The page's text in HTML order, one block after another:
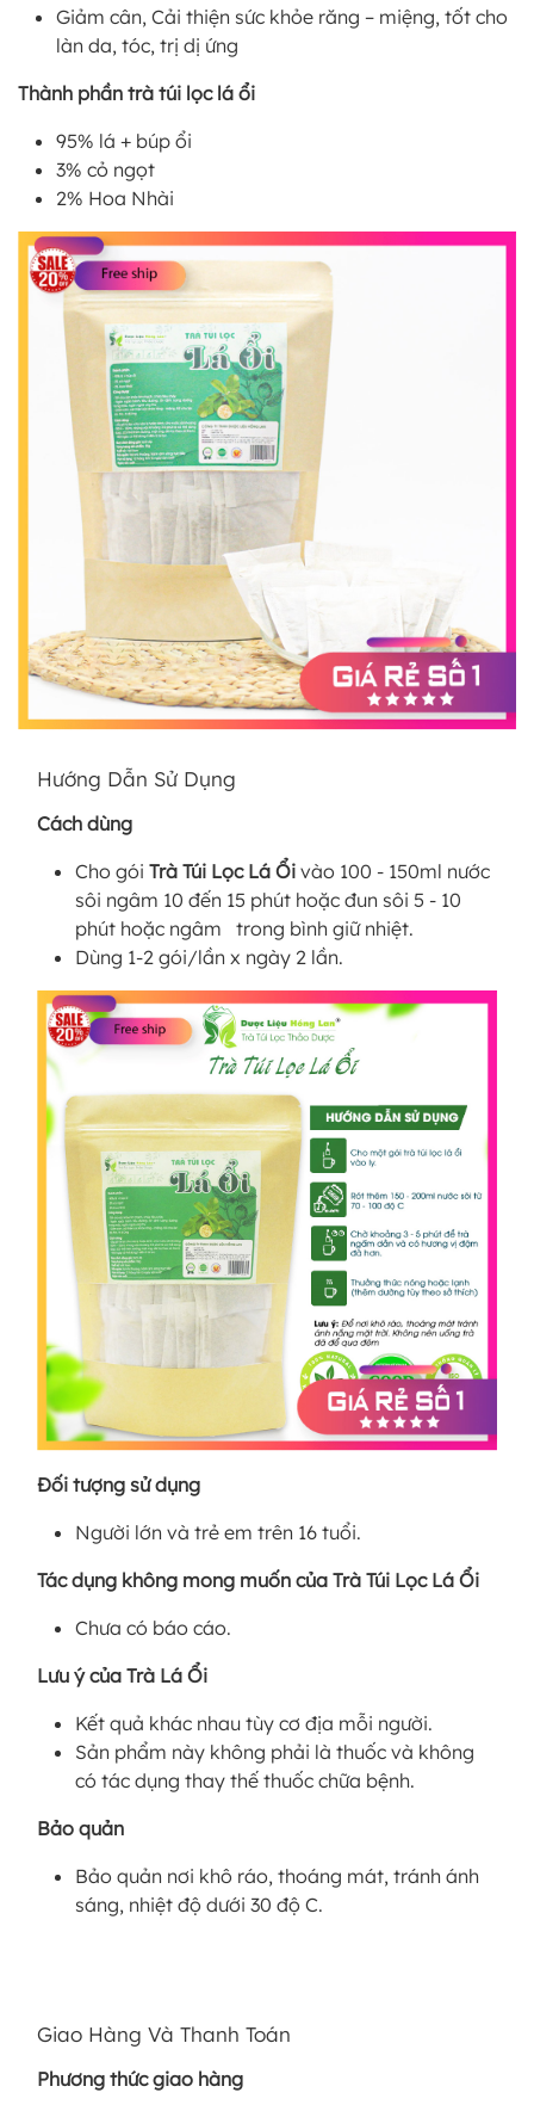
Giảm cân, Cải thiện sức khỏe răng – miệng, tốt cho
làn da, tóc, trị dị ứng
Thành phần trà túi lọc lá ổi
95% lá + búp ổi
3% cỏ ngọt
2% Hoa Nhài
Hướng Dẫn Sử Dụng
Cách dùng
Cho gói Trà Túi Lọc Lá Ổi vào 100 - 150ml nước
sôi ngâm 10 đến 15 phút hoặc đun sôi 5 - 10
phút hoặc ngâm trong bình giữ nhiệt.
Dùng 1-2 gói/lần x ngày 2 lần.
Đối tượng sử dụng
Người lớn và trẻ em trên 16 tuổi.
Tác dụng không mong muốn của Trà Túi Lọc Lá Ổi
Chưa có báo cáo.
Lưu ý của Trà Lá Ổi
Kết quả khác nhau tùy cơ địa mỗi người.
Sản phẩm này không phải là thuốc và không
có tác dụng thay thế thuốc chữa bệnh.
Bảo quản
Bảo quản nơi khô ráo, thoáng mát, tránh ánh
sáng, nhiệt độ dưới 30 độ C.
Giao Hàng Và Thanh Toán
Phương thức giao hàng